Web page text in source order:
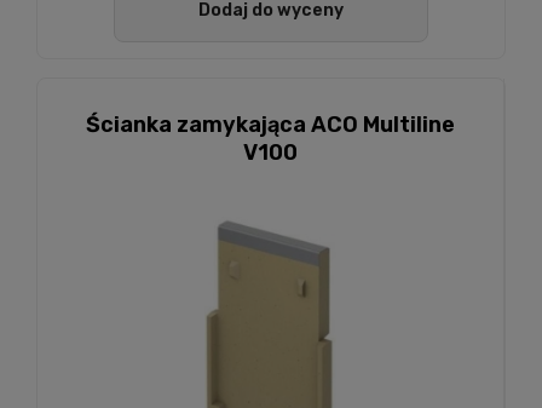
Dodaj do wyceny
Ścianka zamykająca ACO Multiline
V100